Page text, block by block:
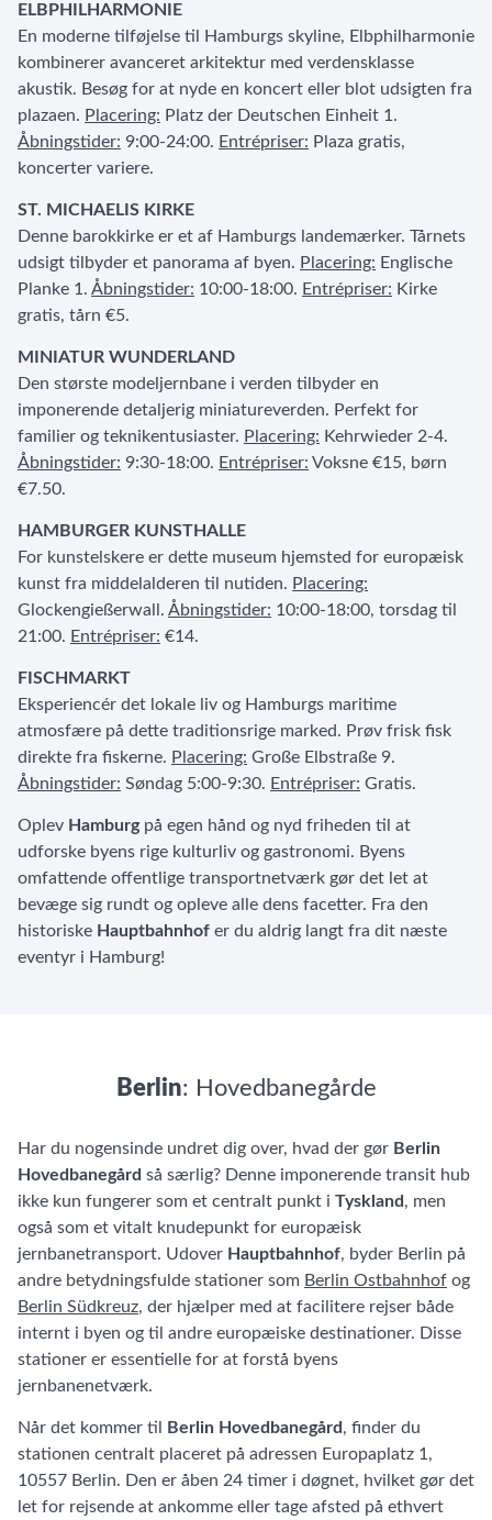
ELBPHILHARMONIE
En moderne tilføjelse til Hamburgs skyline, Elbphilharmonie
kombinerer avanceret arkitektur med verdensklasse
akustik. Besøg for at nyde en koncert eller blot udsigten fra
plazaen. Placering: Platz der Deutschen Einheit 1.
Åbningstider: 9:00-24:00. Entrépriser: Plaza gratis,
koncerter variere.
ST. MICHAELIS KIRKE
Denne barokkirke er et af Hamburgs landemærker. Tårnets
udsigt tilbyder et panorama af byen. Placering: Englische
Planke 1. Åbningstider: 10:00-18:00. Entrépriser: Kirke
gratis, tårn €5.
MINIATUR WUNDERLAND
Den største modeljernbane i verden tilbyder en
imponerende detaljerig miniatureverden. Perfekt for
familier og teknikentusiaster. Placering: Kehrwieder 2-4.
Åbningstider: 9:30-18:00. Entrépriser: Voksne €15, børn
€7.50.
HAMBURGER KUNSTHALLE
For kunstelskere er dette museum hjemsted for europæisk
kunst fra middelalderen til nutiden. Placering:
Glockengießerwall. Åbningstider: 10:00-18:00, torsdag til
21:00. Entrépriser: €14.
FISCHMARKT
Eksperiencér det lokale liv og Hamburgs maritime
atmosfære på dette traditionsrige marked. Prøv frisk fisk
direkte fra fiskerne. Placering: Große Elbstraße 9.
Åbningstider: Søndag 5:00-9:30. Entrépriser: Gratis.
Oplev Hamburgpå egen hånd og nyd friheden til at
udforske byens rige kulturliv og gastronomi. Byens
omfattende offentlige transportnetværk gør det let at
bevæge sig rundt og opleve alle dens facetter. Fra den
historiske Hauptbahnhof er du aldrig langt fra dit næste
eventyr i Hamburg!
Berlin: Hovedbanegårde
Har du nogensinde undret dig over, hvad der gør Berlin
Hovedbanegård så særlig? Denne imponerende transit hub
ikke kun fungerer som et centralt punkt i Tyskland , men
også som et vitalt knudepunkt for europæisk
jernbanetransport. Udover Hauptbahnhof, byder Berlin på
andre betydningsfulde stationer som Berlin Ostbahnhof og
Berlin Südkreuz, der hjælper med at facilitere rejser både
internt i byen og til andre europæiske destinationer. Disse
stationer er essentielle for at forstå byens
jernbanenetværk.
Når det kommer til Berlin Hovedbanegård , finder du
stationen centralt placeret på adressen Europaplatz 1,
10557 Berlin. Den er åben 24 timer i døgnet, hvilket gør det
let for rejsende at ankomme eller tage afsted på ethvert